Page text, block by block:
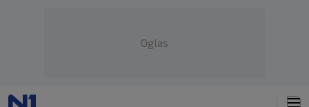
Oglas